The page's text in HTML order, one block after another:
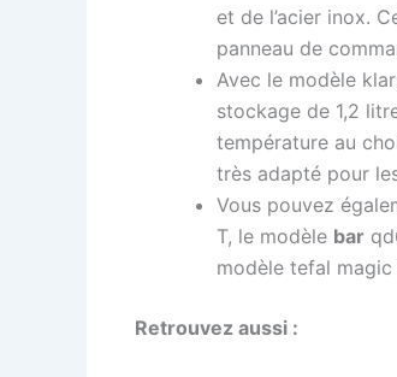
et de l’acier inox.
panneau de
Avec le modèle
stockage de 1,2
température au
très adapté pour
Vous pouvez
T, le modèle bar
modèle tefal magic
Retrouvez aussi :